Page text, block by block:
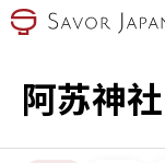
阿苏神社